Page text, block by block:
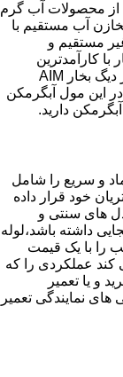
محصولات آب گرم
آب مستقیم با
آب غیر مستقیم و
کارآمدترین
دیگهای آب مصرفی نیاز دارید و شما با استفاده از دیگ بخار AIM
این مول آبگرمکن
دارید.
و سریع را شامل
خود قرار داده
های سنتی و
داشته باشد،لوله
را با یک قیمت
عملکردی را که
و یا تعمیر
های نمایندگی تعمیر